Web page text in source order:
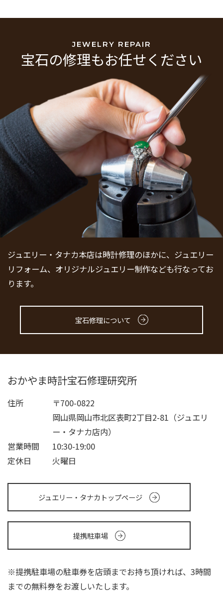
JEWELRY REPAIR
宝石の修理もお任せください
ジュエリー・タナカ本店は時計修理のほかに、ジュエリー
リフォーム、オリジナルジュエリー制作なども行なってお
ります。
宝石修理について
おかやま時計宝石修理研究所
住所
〒700-0822
岡山県岡山市北区表町2丁目2-81（ジュエリ
ー・タナカ店内）
営業時間
10:30-19:00
定休日
火曜日
ジュエリー・タナカトップページ
提携駐車場
※提携駐車場の駐車券を店頭までお持ち頂ければ、3時間
までの無料券をお渡しいたします。